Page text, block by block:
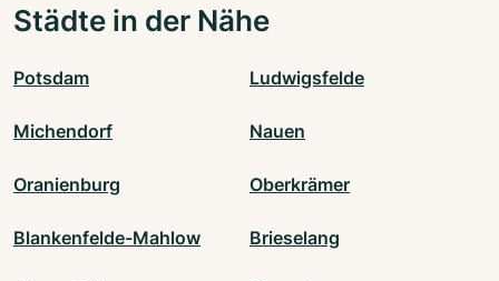
Städte in der Nähe
Potsdam Ludwigsfelde
Michendorf Nauen
Oranienburg Oberkrämer
Blankenfelde-Mahlow Brieselang